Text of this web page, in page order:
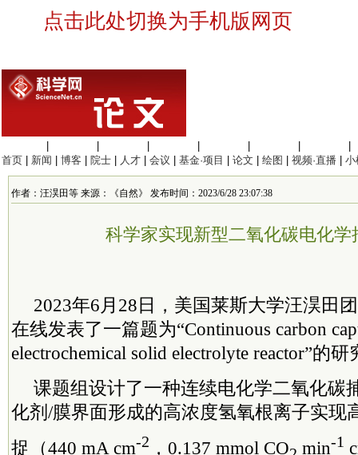
点击此处切换为手机版网页
首页
新闻 博客 院士 人才 会议 基金·项目 论文 绘图 视频·直播 小
作者：汪淏田等 来源：《自然》 发布时间：2023/6/28 23:07:38
科学家实现新型二氧化碳电化学
2023年6月28日，美国莱斯大学汪淏田
在线发表了一篇题为“Continuous carbon
electrochemical solid electrolyte reactor”的
课题组设计了一种连续电化学二氧化碳
化剂/膜界面形成的高浓度氢氧根离子实现
捉（440 mA cm-2 ，0.137 mmol CO min-1